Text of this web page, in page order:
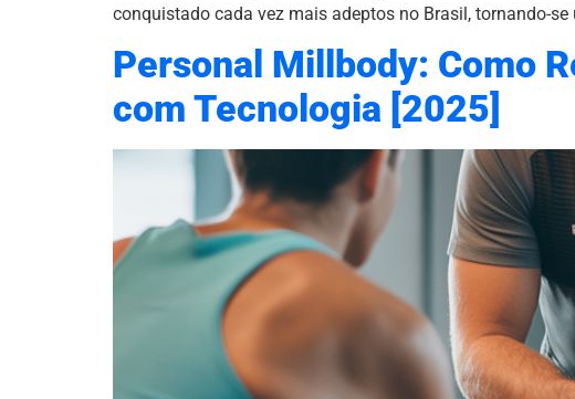
conquistado cada vez mais adeptos no Brasil, tornando-se
Personal Millbody: Como
com Tecnologia [2025]